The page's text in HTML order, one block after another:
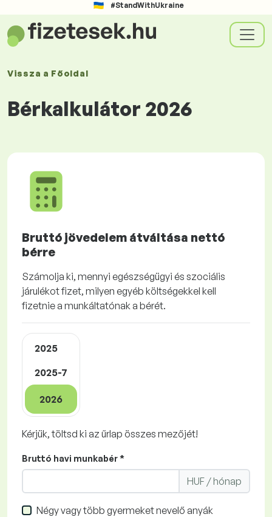
#StandWithUkraine
Vissza a Főoldal
Bérkalkulátor 2026
Bruttó jövedelem átváltása nettó
bérre
Számolja ki, mennyi egészségügyi és szociális
járulékot fizet, milyen egyéb költségekkel kell
fizetnie a munkáltatónak a bérét.
2025
2025-7
2026
Kérjük, töltsd ki az űrlap összes mezőjét!
Bruttó havi munkabér *
HUF / hónap
Négy vagy több gyermeket nevelő anyák